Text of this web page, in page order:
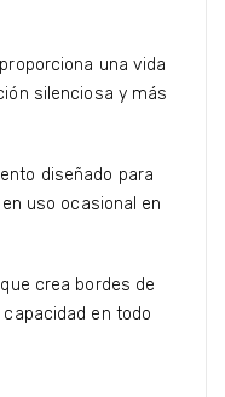
una vida
silenciosa y más
diseñado para
uso ocasional en
crea bordes de
en todo